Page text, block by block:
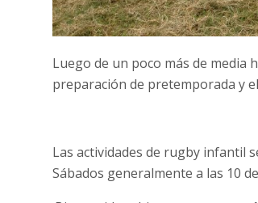
Luego de un poco más de
preparación de pretemporada y
Las actividades de rugby infantil
Sábados generalmente a las 10